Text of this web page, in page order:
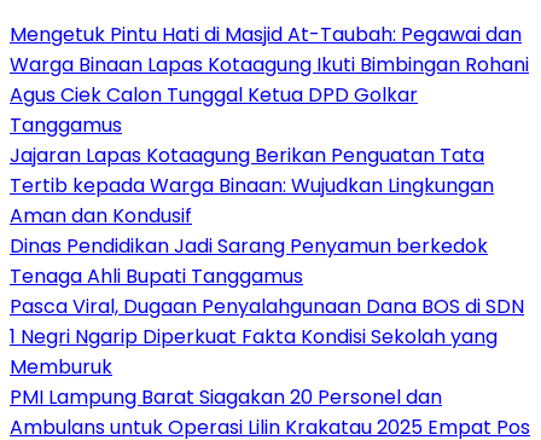
Mengetuk Pintu Hati di Masjid At-Taubah: Pegawai dan
Warga Binaan Lapas Kotaagung Ikuti Bimbingan Rohani
Agus Ciek Calon Tunggal Ketua DPD Golkar
Tanggamus
Jajaran Lapas Kotaagung Berikan Penguatan Tata
Tertib kepada Warga Binaan: Wujudkan Lingkungan
Aman dan Kondusif
Dinas Pendidikan Jadi Sarang Penyamun berkedok
Tenaga Ahli Bupati Tanggamus
Pasca Viral, Dugaan Penyalahgunaan Dana BOS di SDN
1 Negri Ngarip Diperkuat Fakta Kondisi Sekolah yang
Memburuk
PMI Lampung Barat Siagakan 20 Personel dan
Ambulans untuk Operasi Lilin Krakatau 2025 Empat Pos